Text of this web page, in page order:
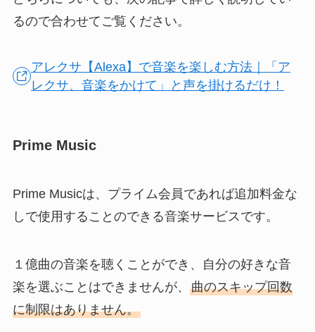
るので合わせてご覧ください。
アレクサ【Alexa】で音楽を楽しむ方法｜「ア
レクサ、音楽をかけて」と声を掛けるだけ！
Prime Music
Prime Musicは、プライム会員であれば追加料金な
しで使用することのできる音楽サービスです。
１億曲の音楽を聴くことができ、自分の好きな音
楽を選ぶことはできませんが、 曲のスキップ回数
に制限はありません。